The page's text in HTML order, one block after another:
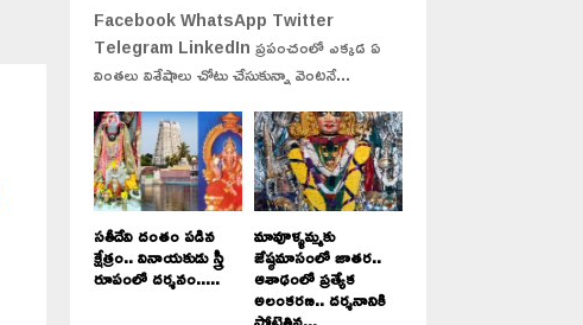
Facebook WhatsApp Twitter
Telegram LinkedIn ప్రపంచంలో ఎక్కడ ఏ
వింతలు విశేషాలు చోటు చేసుకున్నా వెంటనే...
సతీదేవి దంతం పడిన
క్షేత్రం.. వినాయకుడు స్త్రీ
రూపంలో దర్శనం.....
మావూళ్ళమ్మకు
జేష్ఠమాసంలో జాతర..
ఆశాఢంలో ప్రత్యేక
అలంకరణ.. దర్శనానికి